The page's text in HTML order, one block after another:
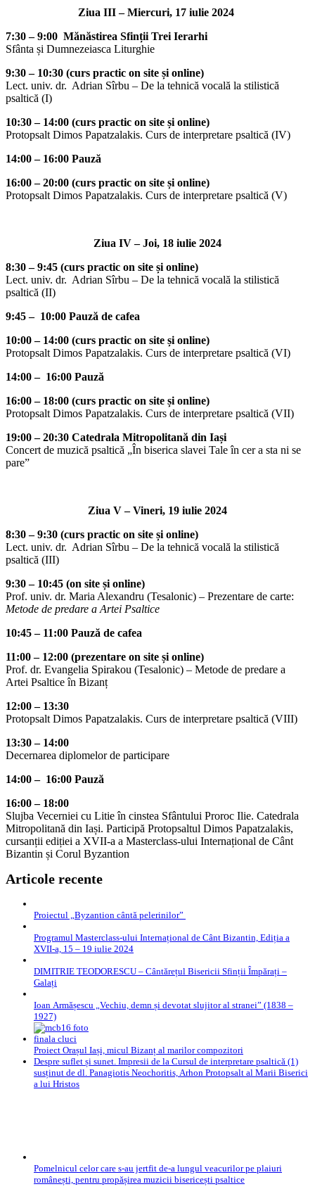
Ziua III – Miercuri, 17 iulie 2024
7:30 – 9:00 Mănăstirea Sfinții Trei Ierarhi
Sfânta și Dumnezeiasca Liturghie
9:30 – 10:30 (curs practic on site și online)
Lect. univ. dr. Adrian Sîrbu – De la tehnică vocală la stilistică
psaltică (I)
10:30 – 14:00 (curs practic on site și online)
Protopsalt Dimos Papatzalakis. Curs de interpretare psaltică (IV)
14:00 – 16:00 Pauză
16:00 – 20:00 (curs practic on site și online)
Protopsalt Dimos Papatzalakis. Curs de interpretare psaltică (V)
Ziua IV – Joi, 18 iulie 2024
8:30 – 9:45 (curs practic on site și online)
Lect. univ. dr. Adrian Sîrbu – De la tehnică vocală la stilistică
psaltică (II)
9:45 – 10:00 Pauză de cafea
10:00 – 14:00 (curs practic on site și online)
Protopsalt Dimos Papatzalakis. Curs de interpretare psaltică (VI)
14:00 – 16:00 Pauză
16:00 – 18:00 (curs practic on site și online)
Protopsalt Dimos Papatzalakis. Curs de interpretare psaltică (VII)
19:00 – 20:30 Catedrala Mitropolitană din Iași
Concert de muzică psaltică „În biserica slavei Tale în cer a sta ni se
pare”
Ziua V – Vineri, 19 iulie 2024
8:30 – 9:30 (curs practic on site și online)
Lect. univ. dr. Adrian Sîrbu – De la tehnică vocală la stilistică
psaltică (III)
9:30 – 10:45 (on site și online)
Prof. univ. dr. Maria Alexandru (Tesalonic) – Prezentare de carte:
Metode de predare a Artei Psaltice
10:45 – 11:00 Pauză de cafea
11:00 – 12:00 (prezentare on site și online)
Prof. dr. Evangelia Spirakou (Tesalonic) – Metode de predare a
Artei Psaltice în Bizanț
12:00 – 13:30
Protopsalt Dimos Papatzalakis. Curs de interpretare psaltică (VIII)
13:30 – 14:00
Decernarea diplomelor de participare
14:00 – 16:00 Pauză
16:00 – 18:00
Slujba Vecerniei cu Litie în cinstea Sfântului Proroc Ilie. Catedrala
Mitropolitană din Iași. Participă Protopsaltul Dimos Papatzalakis,
cursanții ediției a XVII-a a Masterclass-ului Internațional de Cânt
Bizantin și Corul Byzantion
Articole recente
Proiectul „Byzantion cântă pelerinilor”
Programul Masterclass-ului Internațional de Cânt Bizantin, Ediția a
XVII-a, 15 – 19 iulie 2024
DIMITRIE TEODORESCU – Cântărețul Bisericii Sfinții Împărați –
Galați
Ioan Armășescu „Vechiu, demn și devotat slujitor al stranei” (1838 –
1927)
Proiect Orașul Iași, micul Bizanț al marilor compozitori
Despre suflet și sunet. Impresii de la Cursul de interpretare psaltică (1)
susținut de dl. Panagiotis Neochoritis, Arhon Protopsalt al Marii Biserici
a lui Hristos
Pomelnicul celor care s-au jertfit de-a lungul veacurilor pe plaiuri
românești, pentru propășirea muzicii bisericești psaltice